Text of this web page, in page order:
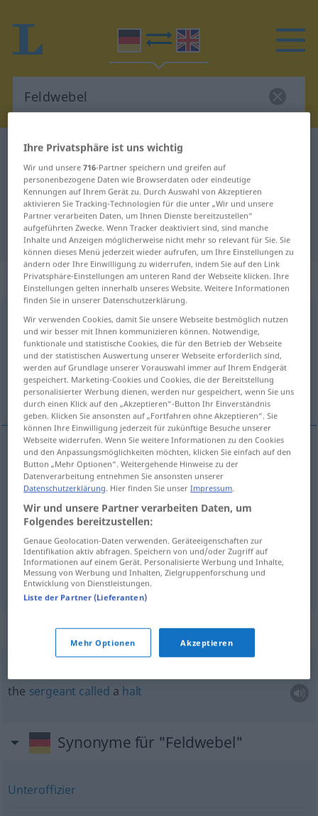
Deutsch-Englisch Wörterbuch
Deutsch-Englisch Übersetzung für
"Feldwebel"
"Feldwebel" Englisch Übersetzung
„Feldwebel“: Maskulinum
Feldwebel [-ˌveːbəl]m <Feldwebels;Feldwebel>
Übersicht aller Übersetzungen
(Für mehr Details die Übersetzung anklicken/antippen)
sergeant, staff sergeant, provost sergeant
sergeant Feldwebel MIL
der Luftwaffe
provost
Militärpolizei
Beispielsätze für "Feldwebel"
the sergeant called a halt
Synonyme für "Feldwebel"
Unteroffizier
Ihre Privatsphäre ist uns wichtig
Wir und unsere716-Partner speichern und greifen auf
personenbezogene Daten wie Browserdaten oder eindeutige
Kennungen auf Ihrem Gerät zu. Durch Auswahl von Akzeptieren
aktivieren Sie Tracking-Technologien für die unter „Wir und unsere
Partner verarbeiten Daten, um Ihnen Dienste bereitzustellen“
aufgeführten Zwecke. Wenn Tracker deaktiviert sind, sind manche
Inhalte und Anzeigen möglicherweise nicht mehr so relevant für Sie. Sie
können dieses Menü jederzeit wieder aufrufen, um Ihre Einstellungen zu
ändern oder Ihre Einwilligung zu widerrufen, indem Sie auf den Link
Privatsphäre-Einstellungen am unteren Rand der Webseite klicken. Ihre
Einstellungen gelten innerhalb unseres Website. Weitere Informationen
finden Sie in unserer Datenschutzerklärung.
Wir verwenden Cookies, damit Sie unsere Webseite bestmöglich nutzen
und wir besser mit Ihnen kommunizieren können. Notwendige,
funktionale und statistische Cookies, die für den Betrieb der Webseite
und der statistischen Auswertung unserer Webseite erforderlich sind,
werden auf Grundlage unserer Vorauswahl immer auf Ihrem Endgerät
gespeichert. Marketing-Cookies und Cookies, die der Bereitstellung
personalisierter Werbung dienen, werden nur gespeichert, wenn Sie uns
durch einen Klick auf den „Akzeptieren“-Button Ihr Einverständnis
geben. Klicken Sie ansonsten auf „Fortfahren ohne Akzeptieren“. Sie
können Ihre Einwilligung jederzeit für zukünftige Besuche unserer
Webseite widerrufen. Wenn Sie weitere Informationen zu den Cookies
und den Anpassungsmöglichkeiten möchten, klicken Sie einfach auf den
Button „Mehr Optionen“. Weitergehende Hinweise zu der
Datenverarbeitung entnehmen Sie ansonsten unserer
Datenschutzerklärung. Hier finden Sie unserImpressum.
Wir und unsere Partner verarbeiten Daten, um
Folgendes bereitzustellen:
Genaue Geolocation-Daten verwenden. Geräteeigenschaften zur
Identifikation aktiv abfragen. Speichern von und/oder Zugriff auf
Informationen auf einem Gerät. Personalisierte Werbung und Inhalte,
Messung von Werbung und Inhalten, Zielgruppenforschung und
Entwicklung von Dienstleistungen.
Liste der Partner (Lieferanten)
Mehr Optionen Akzeptieren